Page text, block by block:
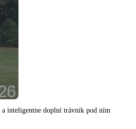
inteligentne doplní trávnik pod ním